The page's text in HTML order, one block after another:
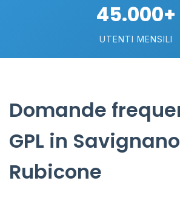
45.000+
UTENTI MENSILI
Domande
GPL in
Rubicone